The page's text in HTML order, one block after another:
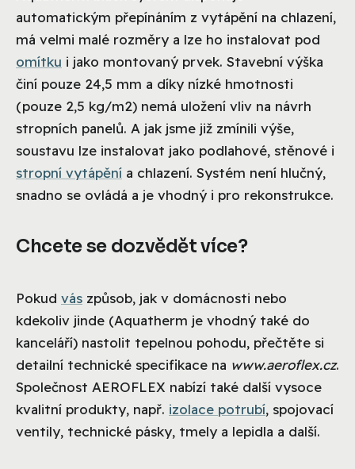
automatickým přepínáním z vytápění na chlazení,
má velmi malé rozměry a lze ho instalovat pod
omítku i jako montovaný prvek. Stavební výška
činí pouze 24,5 mm a díky nízké hmotnosti
(pouze 2,5 kg/m2) nemá uložení vliv na návrh
stropních panelů. A jak jsme již zmínili výše,
soustavu lze instalovat jako podlahové, stěnové i
stropní vytápění a chlazení. Systém není hlučný,
snadno se ovládá a je vhodný i pro rekonstrukce.
Chcete se dozvědět více?
Pokud vás způsob, jak v domácnosti nebo
kdekoliv jinde (Aquatherm je vhodný také do
kanceláří) nastolit tepelnou pohodu, přečtěte si
detailní technické specifikace na www.aeroflex.cz.
Společnost AEROFLEX nabízí také další vysoce
kvalitní produkty, např. izolace potrubí, spojovací
ventily, technické pásky, tmely a lepidla a další.